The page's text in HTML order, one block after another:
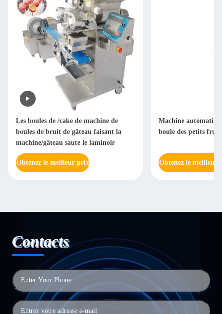
Les boules de /cake de machine de
boules de bruit de gâteau faisant la
machine/gâteau saute le laminoir
Obtenez le meilleur prix
Machine
boule des petits
Obtenez le meilleur
Contacts